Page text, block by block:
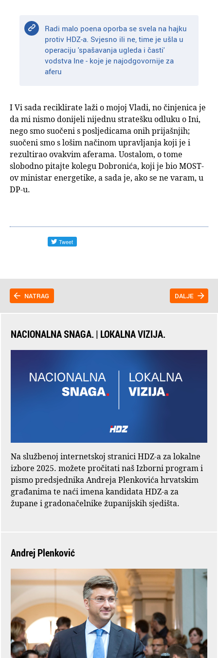
Radi malo poena oporba se svela na hajku
protiv HDZ-a. Svjesno ili ne, time je ušla u
operaciju 'spašavanja ugleda i časti'
vodstva Ine - koje je najodgovornije za
aferu
I Vi sada reciklirate laži o mojoj Vladi, no činjenica je
da mi nismo donijeli nijednu stratešku odluku o Ini,
nego smo suočeni s posljedicama onih prijašnjih;
suočeni smo s lošim načinom upravljanja koji je i
rezultirao ovakvim aferama. Uostalom, o tome
slobodno pitajte kolegu Dobronića, koji je bio MOST-
ov ministar energetike, a sada je, ako se ne varam, u
DP-u.
NATRAG DALJE
NACIONALNA SNAGA. | LOKALNA VIZIJA.
Na službenoj internetskoj stranici HDZ-a za lokalne
izbore 2025. možete pročitati naš Izborni program i
pismo predsjednika Andreja Plenkovića hrvatskim
građanima te naći imena kandidata HDZ-a za
župane i gradonačelnike županijskih sjedišta.
Andrej Plenković